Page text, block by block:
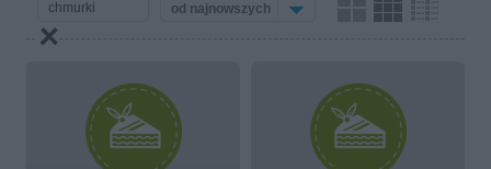
od najnowszych